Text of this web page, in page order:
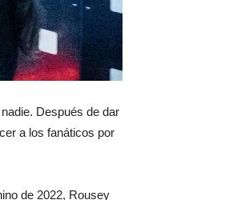
Después de dar
a los fanáticos por
de 2022, Rousey